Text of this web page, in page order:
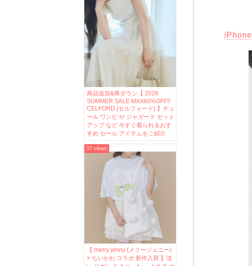
商品追加&再ダウン【 2026
SUMMER SALE MAX60%OFF!!
CELFORD (セルフォード) 】チュ
ール ワンピ や ジャガード セット
アップ など 今すぐ着られるおす
すめ セール アイテムをご紹介
【 merry jenny (メリージェニー)
× ちいかわ コラボ 新作入荷 】淡
37 views